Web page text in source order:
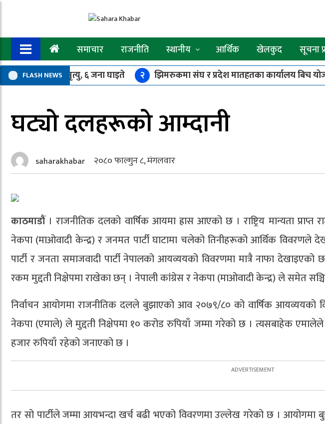
समाचार राजनीति स्थानीय आर्थिक खेलकुद सूचना
FLASH NEWS
दुर्घटना : एकको मृत्यु, ६ जना घाइते २ झिमरुकमा संघ र प्रदेश मातहतका कार्यालय बिच
घट्यो दलहरूको आम्दानी
saharakhabar २०८० फाल्गुन ८, मंगलवार
काठमाडौं। राजनीतिक दलको वार्षिक आयमा ह्रास आएको छ । राष्ट्रिय मान्यता
नेकपा (माओवादी केन्द्र) र जनमत पार्टी घाटामा चलेको तिनीहरूको आर्थिक विवरणले देखाएको
पार्टी र जनता समाजवादी पार्टी नेपालको आयव्ययको विवरणमा मात्रै नाफा
रकम मुद्दती निक्षेपमा राखेका छन् । नेपाली कांग्रेस र नेकपा (माओवादी केन्द्र) ले समेत
निर्वाचन आयोगमा राजनीतिक दलले बुझाएको आव २०७९/८० को वार्षिक आयव्ययको
नेकपा (एमाले) ले मुद्दती निक्षेपमा १० करोड रुपियाँ जम्मा गरेको छ । त्यसबाहेक
हजार रुपियाँ रहेको जनाएको छ ।
तर सो पार्टीले जम्मा आयभन्दा खर्च बढी भएको विवरणमा उल्लेख गरेको छ ।